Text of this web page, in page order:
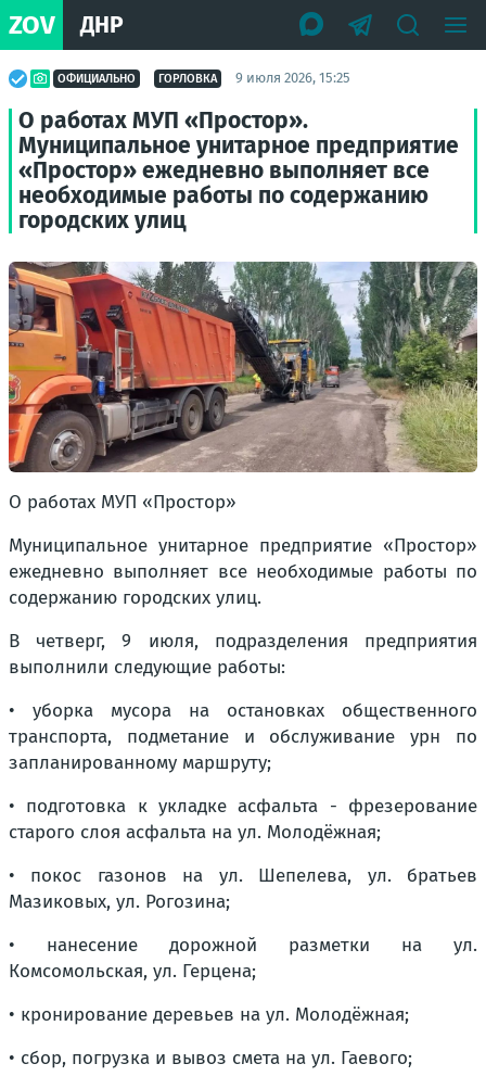
ZOV ДНР
ОФИЦИАЛЬНО ГОРЛОВКА 9 июля 2026, 15:25
О работах МУП «Простор».
Муниципальное унитарное предприятие
«Простор» ежедневно выполняет все
необходимые работы по содержанию
городских улиц
О работах МУП «Простор»
Муниципальное унитарное предприятие «Простор»
ежедневно выполняет все необходимые работы по
содержанию городских улиц.
В четверг, 9 июля, подразделения предприятия
выполнили следующие работы:
• уборка мусора на остановках общественного
транспорта, подметание и обслуживание урн по
запланированному маршруту;
• подготовка к укладке асфальта - фрезерование
старого слоя асфальта на ул. Молодёжная;
• покос газонов на ул. Шепелева, ул. братьев
Мазиковых, ул. Рогозина;
• нанесение дорожной разметки на ул.
Комсомольская, ул. Герцена;
• кронирование деревьев на ул. Молодёжная;
• сбор, погрузка и вывоз смета на ул. Гаевого;